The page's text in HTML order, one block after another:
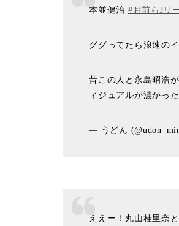
本並健治 #お前らJリ
ググってたら浪速の
昔この人と永島昭浩
ィジュアルが濃かった
— うどん
ええー！丸山桂里奈